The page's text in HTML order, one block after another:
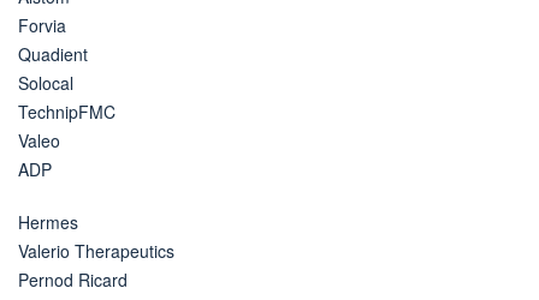
Forvia
Quadient
Solocal
TechnipFMC
Valeo
ADP
Hermes
Valerio Therapeutics
Pernod Ricard